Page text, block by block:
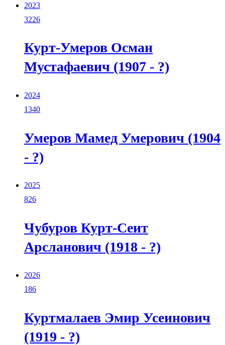
2023
3226
Курт-Умеров Осман
Мустафаевич (1907 - ?)
2024
1340
Умеров Мамед Умерович (1904
- ?)
2025
826
Чубуров Курт-Сеит
Арсланович (1918 - ?)
2026
186
Куртмалаев Эмир Усеинович
(1919 - ?)